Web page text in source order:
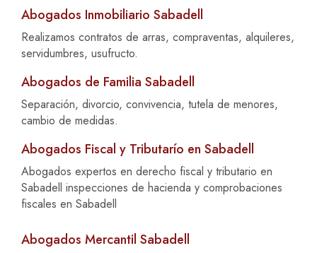
Abogados Inmobiliario Sabadell
Realizamos contratos de arras, compraventas, alquileres,
servidumbres, usufructo.
Abogados de Familia Sabadell
Separación, divorcio, convivencia, tutela de menores,
cambio de medidas.
Abogados Fiscal y Tributarío en Sabadell
Abogados expertos en derecho fiscal y tributario en
Sabadell inspecciones de hacienda y comprobaciones
fiscales en Sabadell
Abogados Mercantil Sabadell